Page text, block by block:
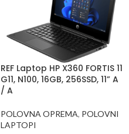
REF Laptop HP X360 FORTIS 11
G11, N100, 16GB, 256SSD, 11” A
/ A
POLOVNA OPREMA, POLOVNI
LAPTOPI